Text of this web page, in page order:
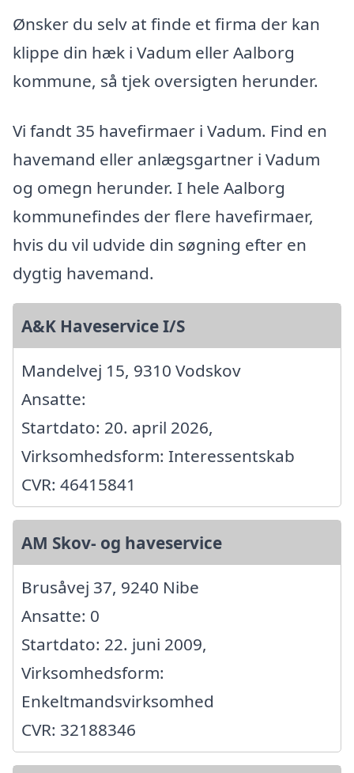
Ønsker du selv at finde et firma der kan
klippe din hæk i Vadum eller Aalborg
kommune, så tjek oversigten herunder.
Vi fandt 35 havefirmaer i Vadum. Find en
havemand eller anlægsgartner i Vadum
og omegn herunder. I hele Aalborg
kommunefindes der flere havefirmaer,
hvis du vil udvide din søgning efter en
dygtig havemand.
A&K Haveservice I/S
Mandelvej 15, 9310 Vodskov
Ansatte:
Startdato: 20. april 2026,
Virksomhedsform: Interessentskab
CVR: 46415841
AM Skov- og haveservice
Brusåvej 37, 9240 Nibe
Ansatte: 0
Startdato: 22. juni 2009,
Virksomhedsform:
Enkeltmandsvirksomhed
CVR: 32188346